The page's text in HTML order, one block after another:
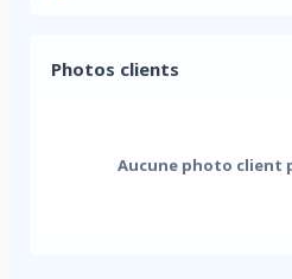
Photos clients
Aucune photo client